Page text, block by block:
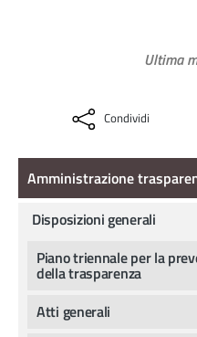
Ultima
Condividi
Amministrazione
Amministrazione
Disposizioni generali
Piano triennale per la
della trasparenza
Atti generali